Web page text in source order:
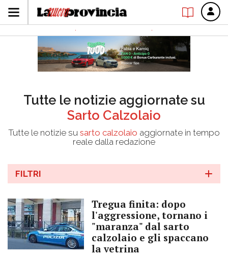
Tutte le notizie aggiornate su
Sarto Calzolaio
Tutte le notizie su sarto calzolaio aggiornate in tempo
reale dalla redazione
FILTRI
Tregua finita: dopo
l'aggressione, tornano i
"maranza" dal sarto
calzolaio e gli spaccano
la vetrina